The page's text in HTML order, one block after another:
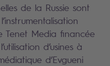
de la Russie sont
Tenet Media financée
d’usines à
d’Evgueni